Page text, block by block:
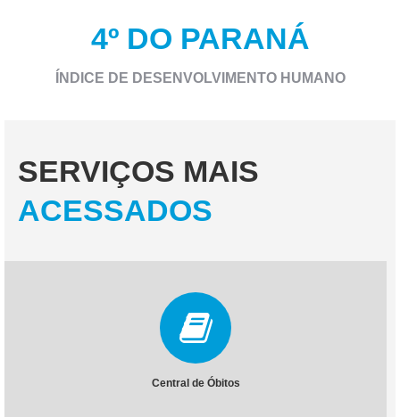
4º DO PARANÁ
ÍNDICE DE DESENVOLVIMENTO HUMANO
SERVIÇOS MAIS
ACESSADOS
Central de Óbitos